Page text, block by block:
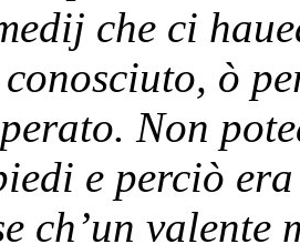
che ci
conosciuto, ò
Non
e perciò
ch’un valente